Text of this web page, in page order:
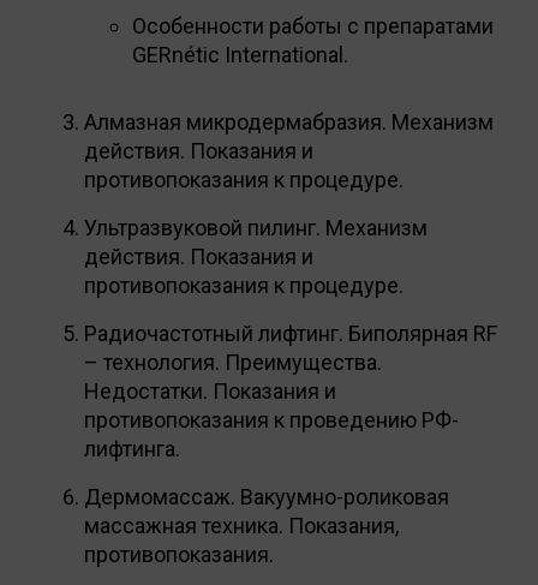
Особенности работы с препаратами
GERnétic International.
Алмазная микродермабразия. Механизм
действия. Показания и
противопоказания к процедуре.
Ультразвуковой пилинг. Механизм
действия. Показания и
противопоказания к процедуре.
Радиочастотный лифтинг. Биполярная RF
– технология. Преимущества.
Недостатки. Показания и
противопоказания к проведению РФ-
лифтинга.
Дермомассаж. Вакуумно-роликовая
массажная техника. Показания,
противопоказания.